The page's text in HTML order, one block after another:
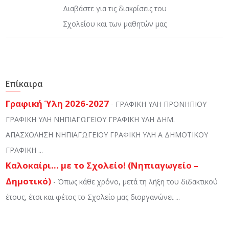
Διαβάστε για τις διακρίσεις του
Σχολείου και των μαθητών μας
Επίκαιρα
Γραφική Ύλη 2026-2027 - ΓΡΑΦΙΚΗ ΥΛΗ ΠΡΟΝΗΠΙΟΥ
ΓΡΑΦΙΚΗ ΥΛΗ ΝΗΠΙΑΓΩΓΕΙΟΥ ΓΡΑΦΙΚΗ ΥΛΗ ΔΗΜ.
ΑΠΑΣΧΟΛΗΣΗ ΝΗΠΙΑΓΩΓΕΙΟΥ ΓΡΑΦΙΚΗ ΥΛΗ Α ΔΗΜΟΤΙΚΟΥ
ΓΡΑΦΙΚΗ ...
Καλοκαίρι… με το Σχολείο! (Νηπιαγωγείο –
Δημοτικό) - Όπως κάθε χρόνο, μετά τη λήξη του διδακτικού
έτους, έτσι και φέτος το Σχολείο μας διοργανώνει ...